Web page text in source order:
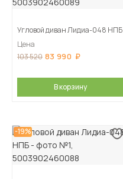
Угловой диван Лидиа-048 НПБ
Цена
103 520 83 990
В корзину
-19%